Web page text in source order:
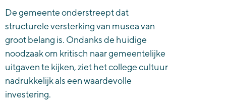
De gemeente onderstreept dat
structurele versterking van musea van
groot belang is. Ondanks de huidige
noodzaak om kritisch naar gemeentelijke
uitgaven te kijken, ziet het college cultuur
nadrukkelijk als een waardevolle
investering.